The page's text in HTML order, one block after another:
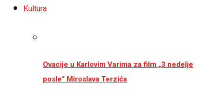
Kultura
Ovacije u Karlovim Varima za film „3 nedelje
posle“ Miroslava Terzića